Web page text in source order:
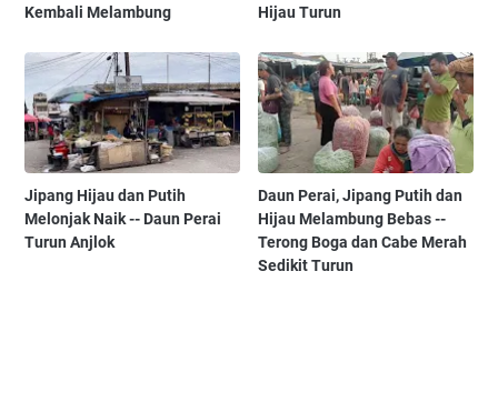
Kembali Melambung
Hijau Turun
Jipang Hijau dan Putih
Melonjak Naik -- Daun Perai
Turun Anjlok
Daun Perai, Jipang Putih dan
Hijau Melambung Bebas --
Terong Boga dan Cabe Merah
Sedikit Turun